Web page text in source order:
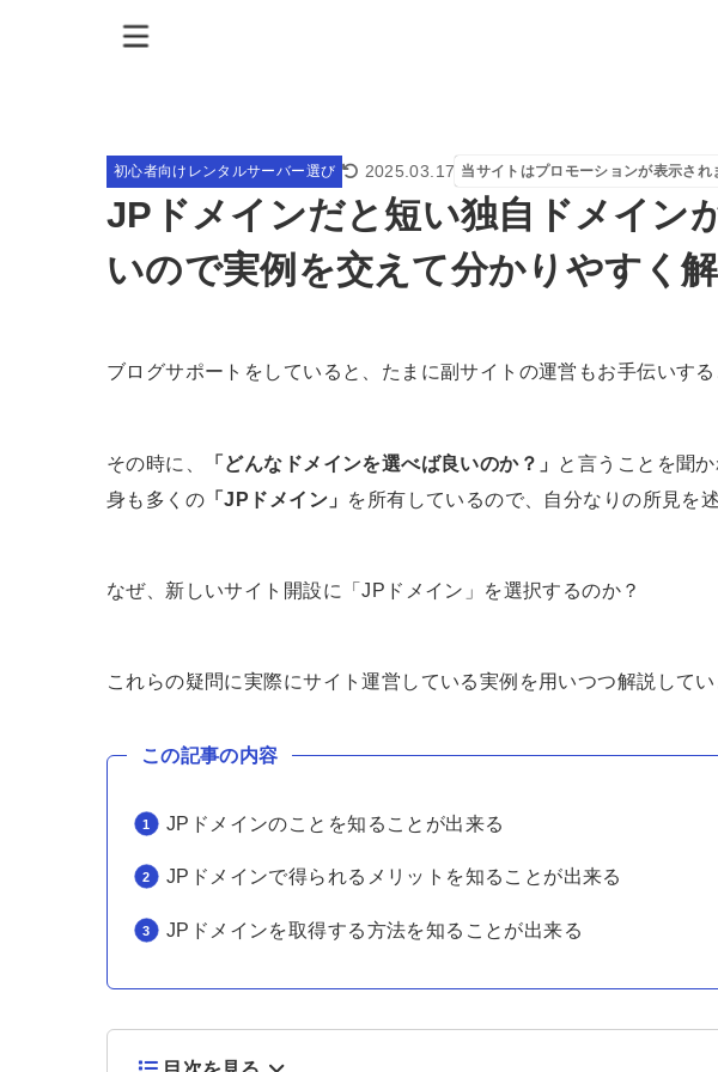
初心者向けレンタルサーバー選び 2025.03.17 当サイトはプロモーションが表示され
JPドメインだと短い独自ドメイン
いので実例を交えて分かりやすく
ブログサポートをしていると、たまに副サイトの運営もお手伝いする
その時に、 「どんなドメインを選べば良いのか？」
と言うことを聞
身も多くの 「JPドメイン」 を所有しているので、自分なりの所見を
なぜ、新しいサイト開設に「JPドメイン」を選択するのか？
これらの疑問に実際にサイト運営している実例を用いつつ解説してい
この記事の内容
JPドメインのことを知ることが出来る
JPドメインで得られるメリットを知ることが出来る
JPドメインを取得する方法を知ることが出来る